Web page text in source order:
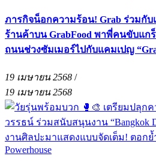
ภารกิจน็อกความร้อน! Grab ร่วมกับ
ร้านค้าบน GrabFood พาพี่คนขับแก
ถนนช่วงซัมเมอร์ไปกับแคมเปญ
19 เมษายน 2568 /
19 เมษายน 2568